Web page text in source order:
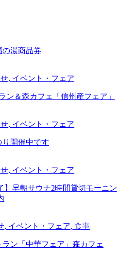
の湯商品券
, イベント・フェア
ン＆森カフェ「信州産フェア」
, イベント・フェア
り開催中です
, イベント・フェア
】早朝サウナ2時間貸切モーニン
, イベント・フェア, 食事
ラン「中華フェア」森カフェ